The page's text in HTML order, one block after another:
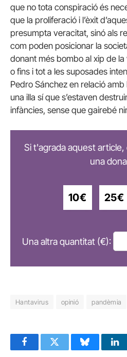
que no tota conspiració és
que la proliferació i l’èxit
presumpta veracitat, sinó als
com poden posicionar la
donant més bombo al xip de la
o fins i tot a les suposades
Pedro Sánchez en relació
una illa sí que s’estaven
infàncies, sense que gairebé
Si t'agrada aquest
una
10€ 25€
Una altra quantitat (€):
Hantavirus opinió pandèmia
FacebookTwitter Bluesky